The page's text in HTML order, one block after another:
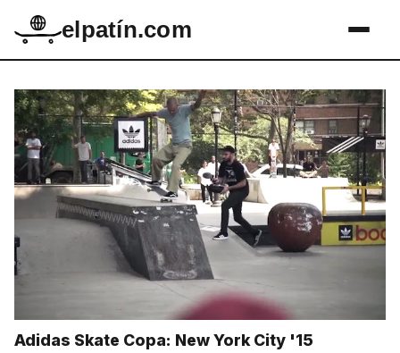
elpatín.com
Adidas Skate Copa: New York City '15